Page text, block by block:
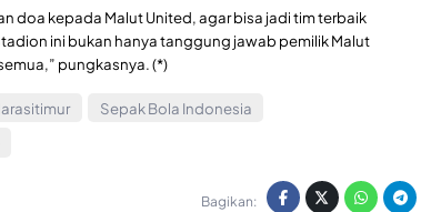
doa kepada Malut United, agar bisa jadi tim terbaik
ini bukan hanya tanggung jawab pemilik Malut
pungkasnya. (*)
Sepak Bola Indonesia
Bagikan: